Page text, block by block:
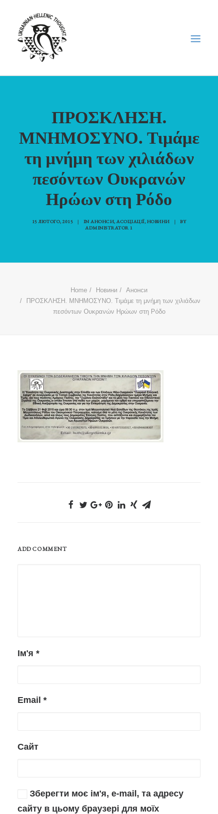
НЕДІЛЬНА ШКОЛА
ПРО НАС
“ВІСНИК”/”ΑΓΓΕΛΙΑΦΌΡΟΣ”
SEARCH
ΠΡΟΣΚΛΗΣΗ.
ΜΝΗΜΟΣΥΝΟ. Τιμάμε
τη μνήμη των χιλιάδων
πεσόντων Ουκρανών
Ηρώων στη Ρόδο
15 ЛЮТОГО, 2015 | INАНОНСИ,АСОЦІАЦІЇ,НОВИНИ |
BY
ADMINISTRATOR 1
Home Новини
Анонси
ΠΡΟΣΚΛΗΣΗ. ΜΝΗΜΟΣΥΝΟ. Τιμάμε τη μνήμη των χιλιάδων
πεσόντων Ουκρανών Ηρώων στη Ρόδο
ADD COMMENT
Ім'я *
Email *
Сайт
Зберегти моє ім'я, e-mail, та адресу
сайту в цьому браузері для моїх